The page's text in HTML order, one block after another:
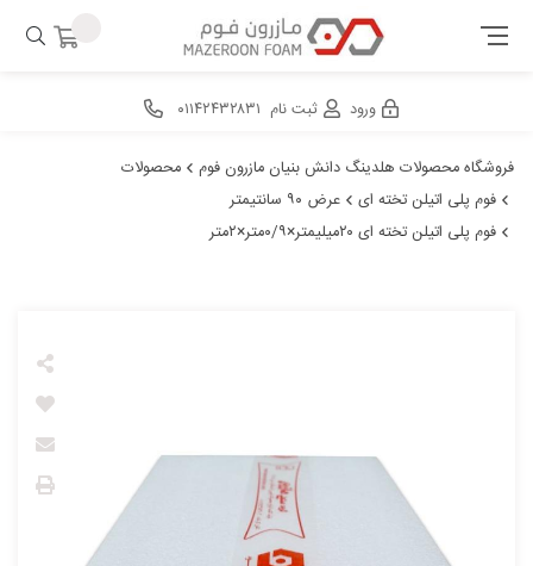
ورود ثبت نام ۰۱۱۴۲۴۳۲۸۳۱
فروشگاه محصولات هلدینگ دانش بنیان مازرون فوم
محصولات
فوم پلی اتیلن تخته ای
عرض ۹۰ سانتیمتر
فوم پلی اتیلن تخته ای ۲۰میلیمتر×۰/۹متر×۲متر